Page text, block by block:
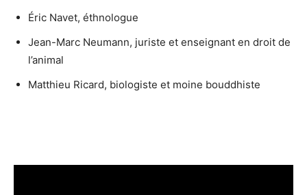
Éric Navet, éthnologue
Jean-Marc Neumann, juriste et enseignant en droit de
l’animal
Matthieu Ricard, biologiste et moine bouddhiste